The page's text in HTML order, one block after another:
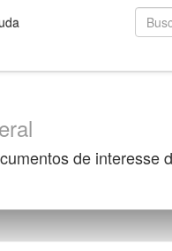
de interesse